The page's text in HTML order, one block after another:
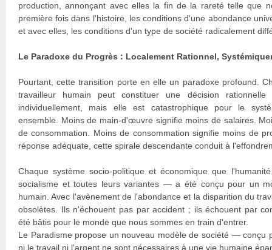
production, annonçant avec elles la fin de la rareté telle que
première fois dans l'histoire, les conditions d'une abondance
et avec elles, les conditions d'un type de société radicalement
Le Paradoxe du Progrès : Localement Rationnel,
Pourtant, cette transition porte en elle un paradoxe profound.
travailleur humain peut constituer une décision
individuellement, mais elle est catastrophique pour le
ensemble. Moins de main-d'œuvre signifie moins de salaires.
de consommation. Moins de consommation signifie moins de
réponse adéquate, cette spirale descendante conduit à
Chaque système socio-politique et économique que
socialisme et toutes leurs variantes — a été conçu pour un
humain. Avec l'avènement de l'abondance et la disparition du
obsolètes. Ils n'échouent pas par accident ; ils échouent par
été bâtis pour le monde que nous sommes en train d'entrer.
Le Paradisme propose un nouveau modèle de société — conçu
ni le travail ni l'argent ne sont nécessaires à une vie humaine